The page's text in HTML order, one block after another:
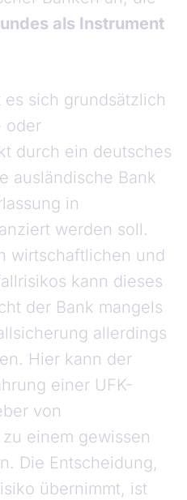
als Instrument
es sich grundsätzlich
oder
durch ein deutsches
ausländische Bank
in
werden soll.
wirtschaftlichen und
kann dieses
der Bank mangels
allerdings
Hier kann der
einer UFK-
von
einem gewissen
Die Entscheidung,
übernimmt, ist